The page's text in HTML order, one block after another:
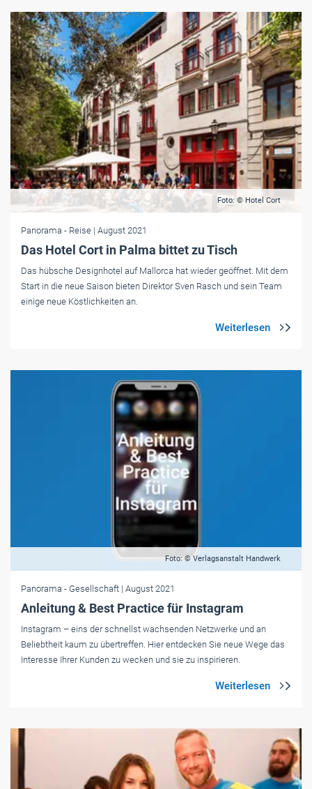
Foto: © Hotel Cort
Panorama - Reise | August 2021
Das Hotel Cort in Palma bittet zu Tisch
Das hübsche Designhotel auf Mallorca hat wieder geöffnet. Mit dem
Start in die neue Saison bieten Direktor Sven Rasch und sein Team
einige neue Köstlichkeiten an.
Foto: © Verlagsanstalt Handwerk
Panorama - Gesellschaft | August 2021
Anleitung & Best Practice für Instagram
Instagram – eins der schnellst wachsenden Netzwerke und an
Beliebtheit kaum zu übertreffen. Hier entdecken Sie neue Wege das
Interesse Ihrer Kunden zu wecken und sie zu inspirieren.